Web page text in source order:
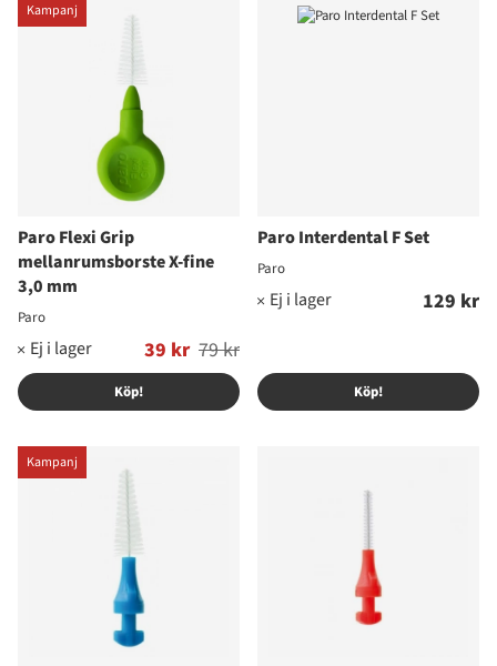
Kampanj
Paro Flexi Grip
mellanrumsborste X-fine
3,0 mm
Paro
39 kr
Ordinarie pris: 79 kr
Köp!
Paro Interdental F Set
Paro
129 kr
Köp!
Kampanj